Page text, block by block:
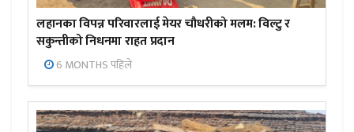
लहानका विपन्न परिवारलाई मेयर चौधरीको मलम: विल्टु र
सकुन्तीको निधनमा राहत प्रदान
6 MONTHS पहिले